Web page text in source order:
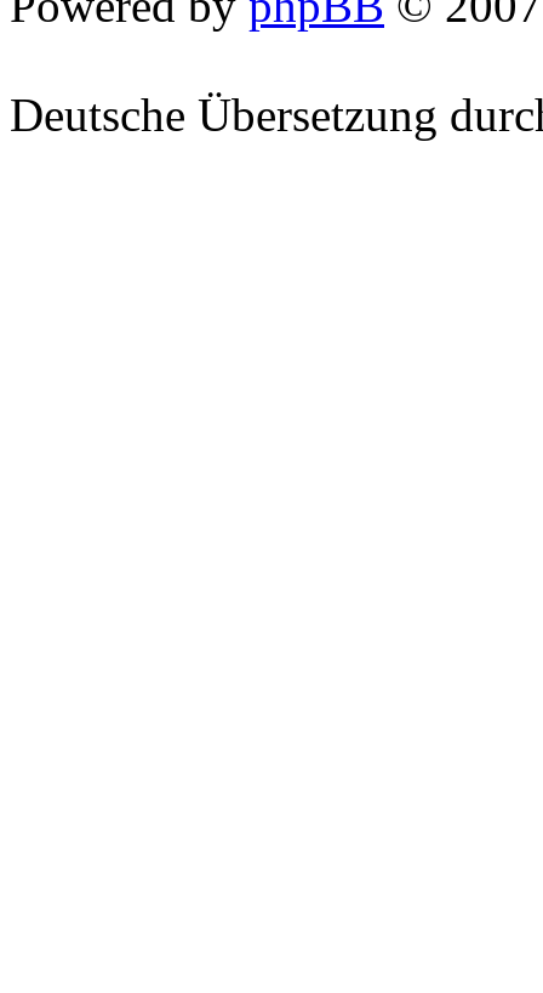
Deutsche Übersetzung